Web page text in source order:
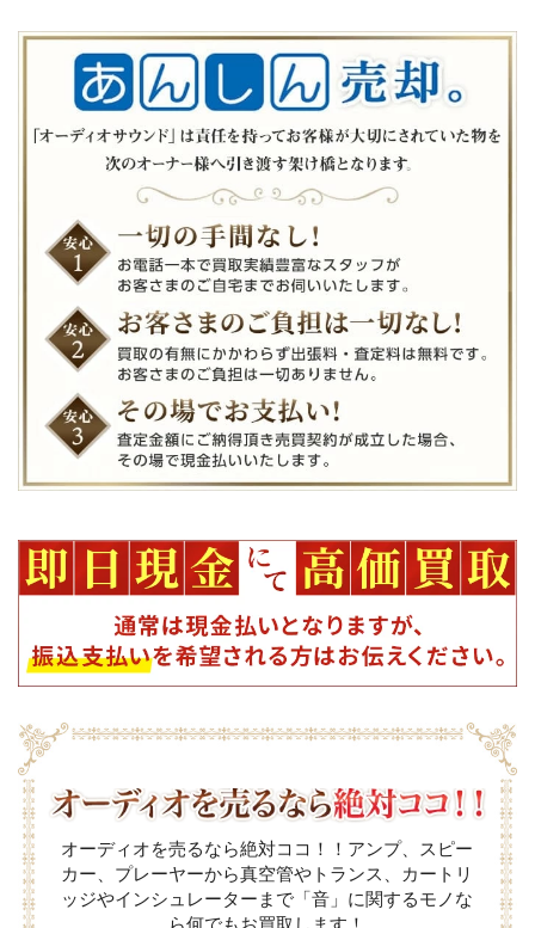
オーディオを売るなら絶対ココ！！アンプ、スピー
カー、プレーヤーから真空管やトランス、カートリ
ッジやインシュレーターまで「音」に関するモノな
ら何でもお買取します！